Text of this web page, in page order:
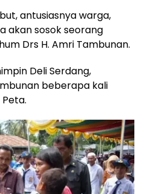
antusiasnya warga,
akan sosok seorang
Drs H. Amri Tambunan.
Deli Serdang,
beberapa kali